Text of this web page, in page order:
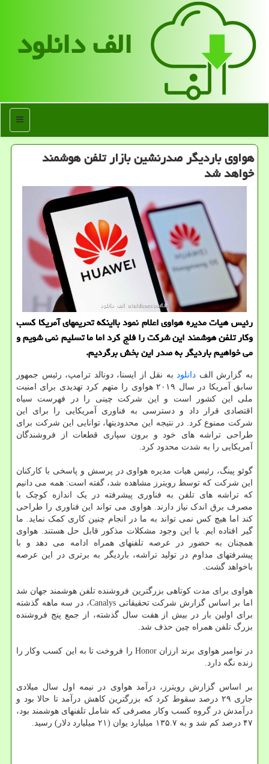
الف دانلود
منو
هواوی باردیگر صدرنشین بازار تلفن هوشمند
خواهد شد
رئیس هیات مدیره هواوی اعلام نمود بااینکه تحریمهای آمریکا کسب
وکار تلفن هوشمند این شرکت را فلج کرد اما ما تسلیم نمی شویم و
می خواهیم باردیگر به صدر این بخش برگردیم.
به گزارش الف دانلودبه نقل از ایسنا، دونالد ترامپ، رئیس جمهور
سابق آمریکا در سال ۲۰۱۹ هواوی را متهم کرد تهدیدی برای امنیت
ملی این کشور است و این شرکت چینی را در فهرست سیاه
اقتصادی قرار داد و دسترسی به فناوری آمریکایی را برای این
شرکت ممنوع کرد. در نتیجه این محدودیتها، توانایی این شرکت برای
طراحی تراشه های خود و برون سپاری قطعات از فروشندگان
آمریکایی را به شدت محدود کرد.
گوئو پینگ، رئیس هیات مدیره هواوی در پرسش و پاسخی با کارکنان
این شرکت که توسط رویترز مشاهده شد، گفته است: همه می دانیم
که تراشه های تلفن به فناوری پیشرفته در یک اندازه کوچک با
مصرف برق اندک نیاز دارند. هواوی می تواند این فناوری را طراحی
کند اما هیچ کس نمی تواند به ما در انجام چنین کاری کمک نماید. ما
گیر افتاده ایم. با این وجود مشکلات مذکور قابل حل هستند. هواوی
همچنان به حضور در عرصه تلفنهای همراه ادامه می دهد و با
پیشرفتهای مداوم در تولید تراشه، باردیگر به برتری در این عرصه
باخواهد گشت.
هواوی برای مدت کوتاهی بزرگترین فروشنده تلفن هوشمند جهان شد
اما بر اساس گزارش شرکت تحقیقاتی Canalys، در سه ماهه گذشته
برای اولین بار در بیش از هفت سال گذشته، از جمع پنج فروشنده
بزرگ تلفن همراه چین حذف شد.
در نوامبر هواوی برند ارزان Honor را فروخت تا به این کسب وکار را
زنده نگه دارد.
بر اساس گزارش رویترز، درآمد هواوی در نیمه اول سال میلادی
جاری ۲۹ درصد سقوط کرد که بزرگترین کاهش درآمد تا حالا بود و
درآمدش در گروه کسب وکار مصرفی که شامل تلفنهای هوشمند بود،
۴۷ درصد کم شد و به ۱۳۵.۷ میلیارد یوان (۲۱ میلیارد دلار) رسید.